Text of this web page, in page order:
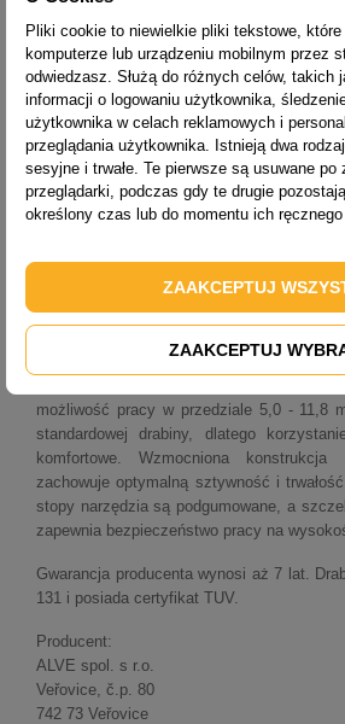
ZASIĘG PRACY [M]
CIĘŻAR [KG]
WYSYŁKA
UWAGA! Ze względu na duży gabaryt
dostępne tylko z odbiorem osobistym.
budowach i pracach konserwatorskich
intensywnego użytkowania.
Drabina aluminiowa wysuwana
możliwość pracy w przedziale 5,0 - 11,8
standardowej drabiny, dlatego
komfortowe. Wzmocniona
zachowuje optymalną sztywność i
stopy narzędzia są podgumowane, a
zapewnia bezpieczeństwo pracy na
Gwarancja producenta wynosi aż 7 lat.
131 i posiada certyfikat TUV.
Producent:
ALVE spol. s r.o.
Veřovice, č.p. 80
742 73 Veřovice
Pliki cookie to niewielkie pliki tekstowe,
komputerze lub urządzeniu mobilnym przez
odwiedzasz. Służą do różnych celów, takich
informacji o logowaniu użytkownika,
użytkownika w celach reklamowych i
przeglądania użytkownika. Istnieją dwa
sesyjne i trwałe. Te pierwsze są usuwane po
przeglądarki, podczas gdy te drugie
określony czas lub do momentu ich
ZAAKCEPTUJ
ZAAKCEPTUJ